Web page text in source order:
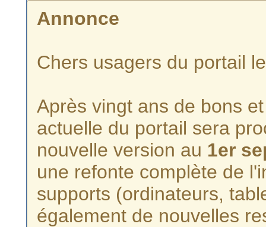
Annonce
Chers usagers du portail
Après vingt ans de bons
actuelle du portail sera
nouvelle version au 1er
une refonte complète de
supports (ordinateurs,
également de nouvelles